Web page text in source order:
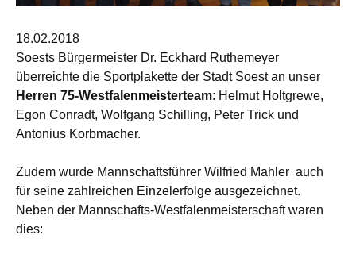
18.02.2018
Soests Bürgermeister Dr. Eckhard Ruthemeyer
überreichte die Sportplakette der Stadt Soest an unser
Herren 75-Westfalenmeisterteam: Helmut Holtgrewe,
Egon Conradt, Wolfgang Schilling, Peter Trick und
Antonius Korbmacher.
Zudem wurde Mannschaftsführer Wilfried Mahler auch
für seine zahlreichen Einzelerfolge ausgezeichnet.
Neben der Mannschafts-Westfalenmeisterschaft waren
dies: